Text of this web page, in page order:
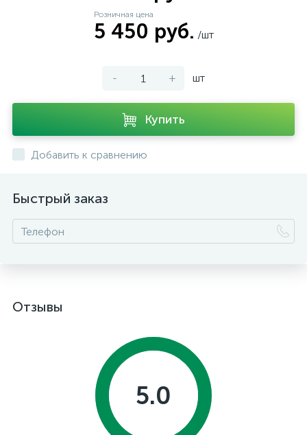
Розничная цена
5 450 руб. /шт
- + шт
Купить
Добавить к сравнению
Быстрый заказ
Отзывы
5.0